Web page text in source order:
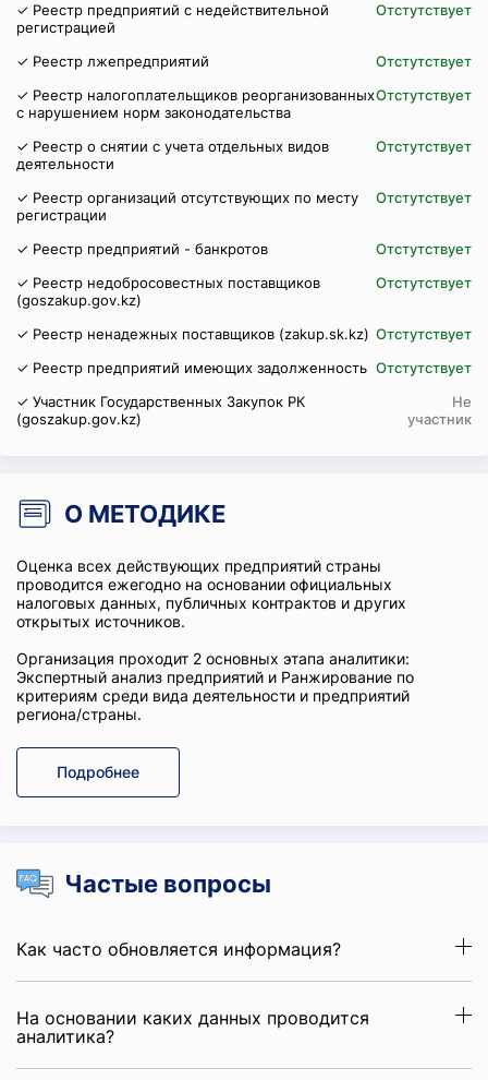
✓ Реестр предприятий с недействительной
регистрацией
Отстутствует
✓ Реестр лжепредприятий
Отстутствует
✓ Реестр налогоплательщиков реорганизованных
с нарушением норм законодательства
Отстутствует
✓ Реестр о снятии с учета отдельных видов
деятельности
Отстутствует
✓ Реестр организаций отсутствующих по месту
регистрации
Отстутствует
✓ Реестр предприятий - банкротов
Отстутствует
✓ Реестр недобросовестных поставщиков
(goszakup.gov.kz)
Отстутствует
✓ Реестр ненадежных поставщиков (zakup.sk.kz) Отстутствует
✓ Реестр предприятий имеющих задолженность Отстутствует
✓ Участник Государственных Закупок РК
(goszakup.gov.kz)
Не
участник
О МЕТОДИКЕ
Оценка всех действующих предприятий страны
проводится ежегодно на основании официальных
налоговых данных, публичных контрактов и других
открытых источников.
Организация проходит 2 основных этапа аналитики:
Экспертный анализ предприятий и Ранжирование по
критериям среди вида деятельности и предприятий
региона/страны.
Подробнее
Частые вопросы
Как часто обновляется информация?
На основании каких данных проводится
аналитика?